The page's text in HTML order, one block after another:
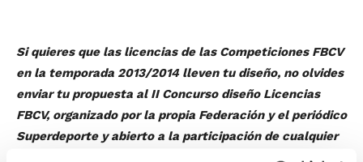
Si quieres que las licencias de las Competiciones FBCV
en la temporada 2013/2014 lleven tu diseño, no olvides
enviar tu propuesta al II Concurso diseño Licencias
FBCV, organizado por la propia Federación y el periódico
Superdeporte y abierto a la participación de cualquier